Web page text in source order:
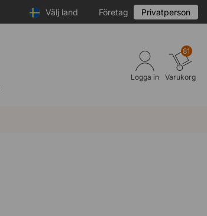
Välj land Företag Privatperson
Logga in
81
Varukorg